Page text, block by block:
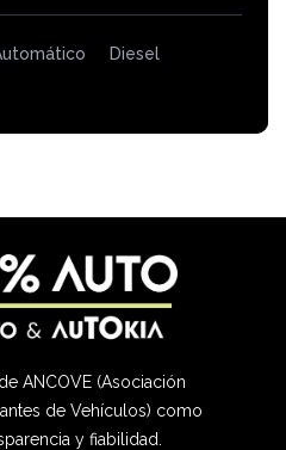
Diesel
ANCOVE (Asociación
de Vehículos) como
y fiabilidad.